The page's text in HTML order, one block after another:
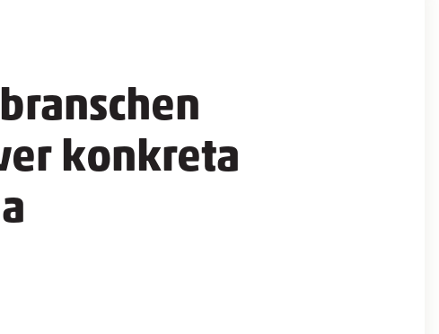
konkreta